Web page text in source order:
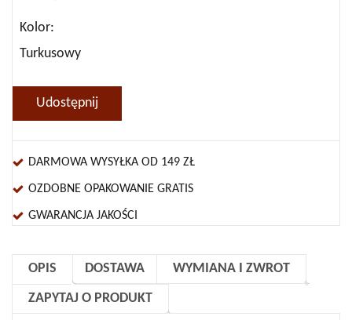
Kolor
Turkusowy
Udostępnij
DARMOWA WYSYŁKA OD 149 ZŁ
OZDOBNE OPAKOWANIE GRATIS
GWARANCJA JAKOŚCI
OPIS DOSTAWA
WYMIANA I ZWROT
ZAPYTAJ O PRODUKT